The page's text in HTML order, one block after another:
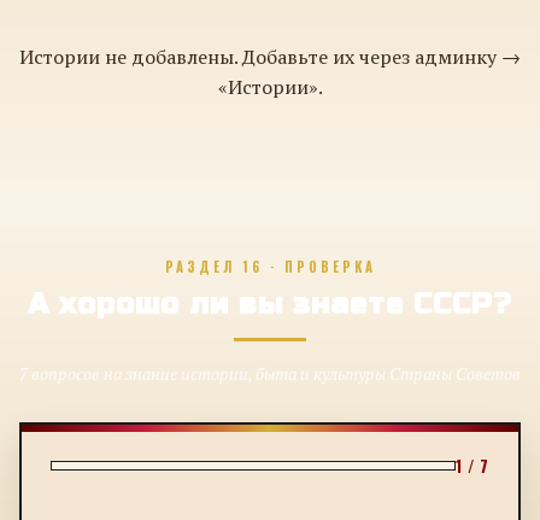
Истории не добавлены. Добавьте их через админку →
«Истории».
РАЗДЕЛ 16 · ПРОВЕРКА
А хорошо ли вы знаете СССР?
7 вопросов на знание истории, быта и культуры Страны Советов
1 / 7